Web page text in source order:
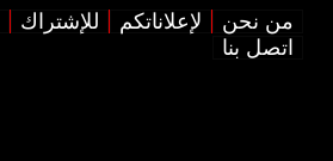
من نحن لإعلاناتكم للإشتراك
اتصل بنا